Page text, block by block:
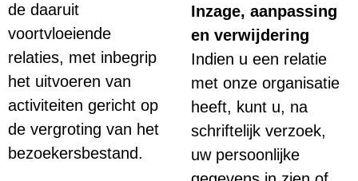
de daaruit
voortvloeiende
relaties, met inbegrip
het uitvoeren van
activiteiten gericht op
de vergroting van het
bezoekersbestand.
Inzage, aanpassing
en verwijdering
Indien u een relatie
met onze organisatie
heeft, kunt u, na
schriftelijk verzoek,
uw persoonlijke